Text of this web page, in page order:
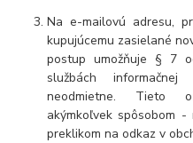
Na e-mailovú adresu,
kupujúcemu zasielané
postup umožňuje § 7
službách
neodmietne. Tieto
akýmkoľvek spôsobom
preklikom na odkaz v